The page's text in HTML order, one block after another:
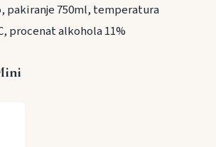
pakiranje 750ml, temperatura
procenat alkohola 11%